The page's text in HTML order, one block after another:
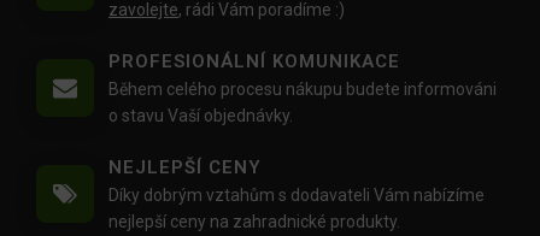
zavolejte, rádi Vám poradíme :)
PROFESIONÁLNÍ KOMUNIKACE
Během celého procesu nákupu budete informováni
o stavu Vaší objednávky.
NEJLEPŠÍ CENY
Díky dobrým vztahům s dodavateli Vám nabízíme
nejlepší ceny na zahradnické produkty.